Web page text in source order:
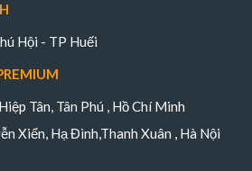
Hội - TP Huếi
Tân, Tân Phú , Hồ Chí Minh
Xiển, Hạ Đình,Thanh Xuân , Hà Nội